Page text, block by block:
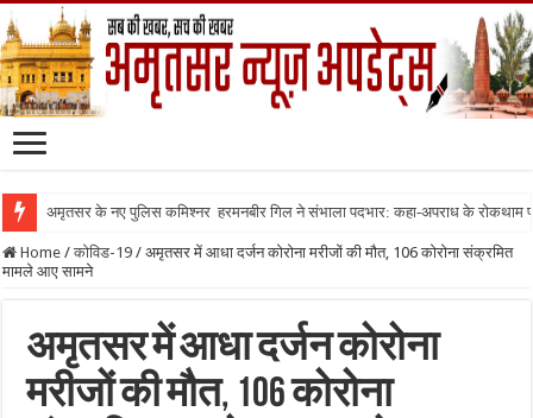
अमृतसर के नए पुलिस कमिश्नर हरमनबीर गिल ने संभाला पदभार: कहा-अपराध के रोकथाम
Home / कोविड-19 / अमृतसर में आधा दर्जन कोरोना मरीजों की मौत, 106 कोरोना संक्रमित
मामले आए सामने
अमृतसर में आधा दर्जन कोरोना
मरीजों की मौत, 106 कोरोना